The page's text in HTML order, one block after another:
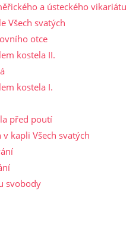
a ústeckého vikariátu
Všech svatých
otce
kostela II.
kostela I.
před poutí
kapli Všech svatých
svobody